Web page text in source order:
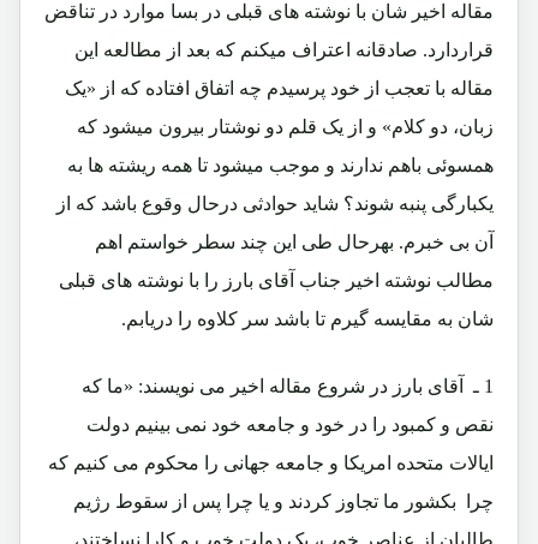
مقاله اخیر شان با نوشته های قبلی در بسا موارد در تناقض
قراردارد. صادقانه اعتراف میکنم که بعد از مطالعه این
مقاله با تعجب از خود پرسیدم چه اتفاق افتاده که از «یک
زبان، دو کلام» و از یک قلم دو نوشتار بیرون میشود که
همسوئی باهم ندارند و موجب میشود تا همه ریشته ها به
یکبارگی پنبه شوند؟ شاید حوادثی درحال وقوع باشد که از
آن بی خبرم. بهرحال طی این چند سطر خواستم اهم
مطالب نوشته اخیر جناب آقای بارز را با نوشته های قبلی
شان به مقایسه گیرم تا باشد سر کلاوه را دریابم.
1 ـ آقای بارز در شروع مقاله اخیر می نویسند: «ما که
نقص و کمبود را در خود و جامعه خود نمی بینیم دولت
ایالات متحده امریکا و جامعه جهانی را محکوم می کنیم که
چرا بکشور ما تجاوز کردند و یا چرا پس از سقوط رژیم